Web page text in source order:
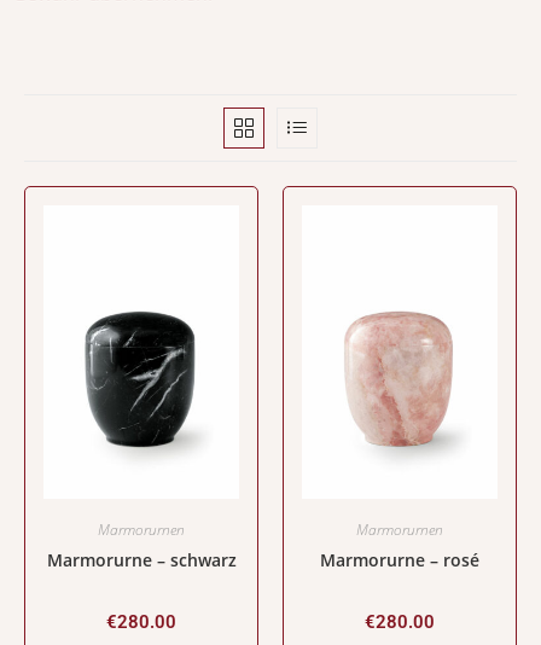
Marmorurnen
Marmorurne – schwarz
€280.00
Marmorurnen
Marmorurne – rosé
€280.00